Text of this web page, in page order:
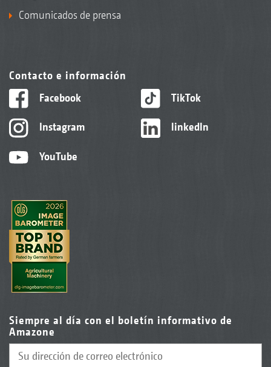
Comunicados de prensa
Contacto e información
Facebook
Instagram
YouTube
TikTok
linkedIn
Siempre al día con el boletín informativo de
Amazone